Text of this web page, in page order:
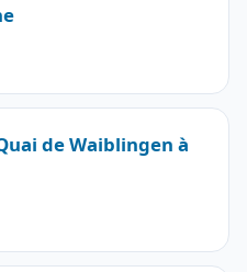
de Waiblingen à